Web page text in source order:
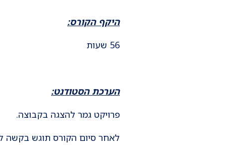
היקף הקורס:
56 שעות
הערכת הסטודנט:
פרויקט גמר להצגה בקבוצה.
לאחר סיום הקורס תוגש בקשה